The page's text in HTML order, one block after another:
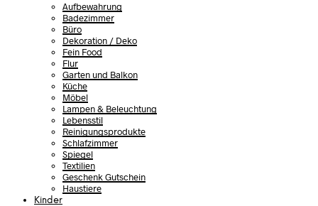
Aufbewahrung
Badezimmer
Büro
Dekoration / Deko
Fein Food
Flur
Garten und Balkon
Küche
Möbel
Lampen & Beleuchtung
Lebensstil
Reinigungsprodukte
Schlafzimmer
Spiegel
Textilien
Geschenk Gutschein
Haustiere
Kinder